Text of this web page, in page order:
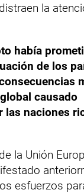
la
había
de los
causado
las naciones
la Unión
esfuerzos